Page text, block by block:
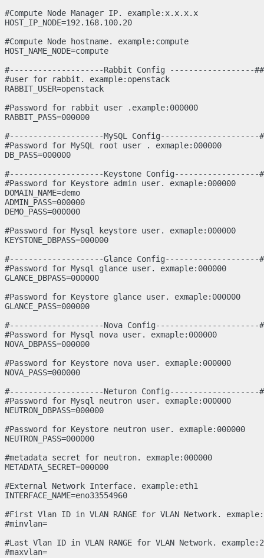
#Compute Node Manager IP. example:x.x.x.x
HOST_IP_NODE=192.168.100.20
#Compute Node hostname. example:compute
HOST_NAME_NODE=compute
#--------------------Rabbit Config ------------------##
#user for rabbit. example:openstack
RABBIT_USER=openstack
#Password for rabbit user .example:000000
RABBIT_PASS=000000
#--------------------MySQL Config---------------------
#Password for MySQL root user . exmaple:000000
DB_PASS=000000
#--------------------Keystone Config------------------
#Password for Keystore admin user. exmaple:000000
DOMAIN_NAME=demo
ADMIN_PASS=000000
DEMO_PASS=000000
#Password for Mysql keystore user. exmaple:000000
KEYSTONE_DBPASS=000000
#--------------------Glance Config--------------------
#Password for Mysql glance user. exmaple:000000
GLANCE_DBPASS=000000
#Password for Keystore glance user. exmaple:000000
GLANCE_PASS=000000
#--------------------Nova Config----------------------
#Password for Mysql nova user. exmaple:000000
NOVA_DBPASS=000000
#Password for Keystore nova user. exmaple:000000
NOVA_PASS=000000
#--------------------Neturon Config-------------------
#Password for Mysql neutron user. exmaple:000000
NEUTRON_DBPASS=000000
#Password for Keystore neutron user. exmaple:000000
NEUTRON_PASS=000000
#metadata secret for neutron. exmaple:000000
METADATA_SECRET=000000
#External Network Interface. example:eth1
INTERFACE_NAME=eno33554960
#First Vlan ID in VLAN RANGE for VLAN Network.
#minvlan=
#Last Vlan ID in VLAN RANGE for VLAN Network.
#maxvlan=